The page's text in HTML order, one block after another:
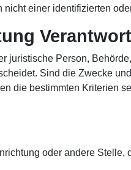
einer identifizierten
juristische Person,
Sind die Zwecke
die bestimmten Kriterien
oder andere